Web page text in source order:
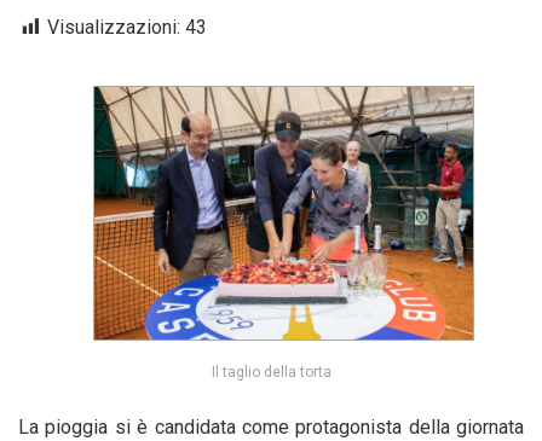
Visualizzazioni: 43
Il taglio della torta
La pioggia si è candidata come protagonista della giornata